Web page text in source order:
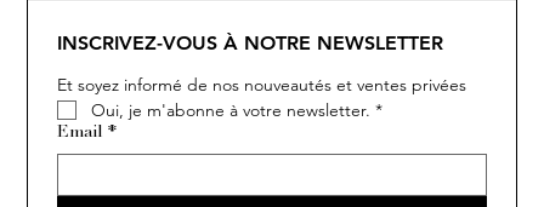
COCO
INSCRIVEZ-VOUS À NOTRE NEWSLETTER
Et soyez informé de nos nouveautés et ventes privées
Oui, je m'abonne à votre newsletter. *
Email *